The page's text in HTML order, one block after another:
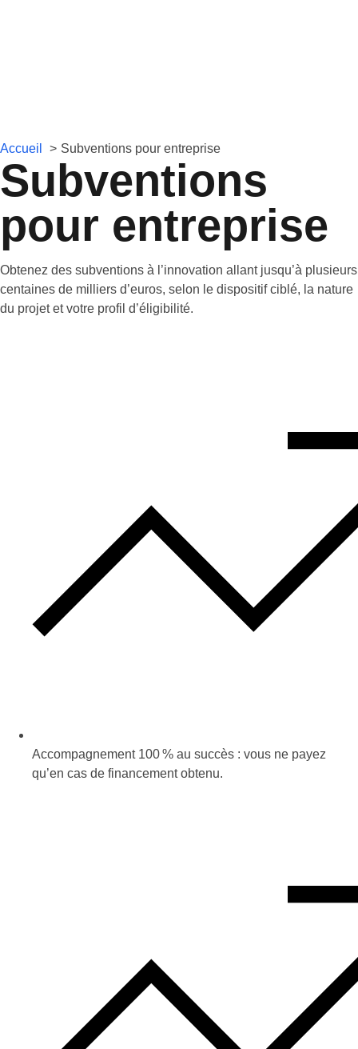
Accueil Subventions pour entreprise
Subventions
pour entreprise
Obtenez des subventions à l’innovation allant jusqu’à plusieurs
centaines de milliers d’euros, selon le dispositif ciblé, la nature
du projet et votre profil d’éligibilité.
Accompagnement 100 % au succès : vous ne payez
qu’en cas de financement obtenu.